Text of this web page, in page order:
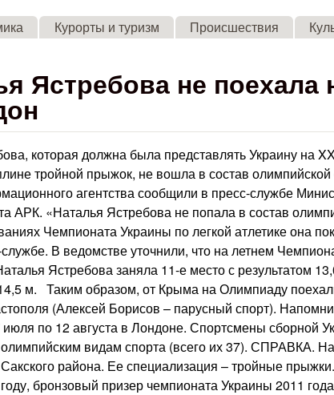
Skip to main content
Курорты и туризм Происшествия
Ястребова не поехала
которая должна была представлять Украину на
тройной прыжок, не вошла в состав
агентства сообщили в пресс-службе
АРК. «Наталья Ястребова не попала в состав
Чемпионата Украины по легкой атлетике она
В ведомстве уточнили, что на летнем
Ястребова заняла 11-е место с результатом
м. Таким образом, от Крыма на Олимпиаду
(Алексей Борисов – парусный спорт).
по 12 августа в Лондоне. Спортсмены сборной
видам спорта (всего их 37). СПРАВКА.
района. Ее специализация – тройные прыжки.
бронзовый призер чемпионата Украины 2011